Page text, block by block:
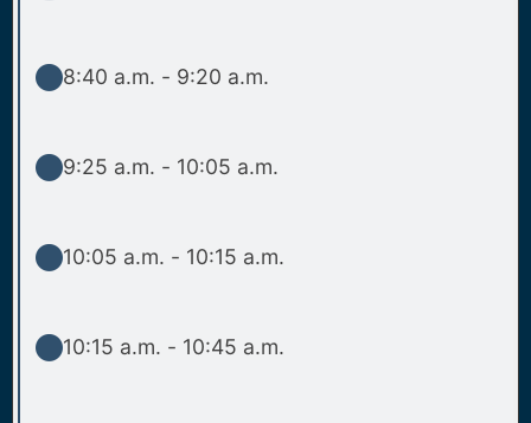
8:40 a.m. - 9:20 a.m.
9:25 a.m. - 10:05 a.m.
10:05 a.m. - 10:15 a.m.
10:15 a.m. - 10:45 a.m.